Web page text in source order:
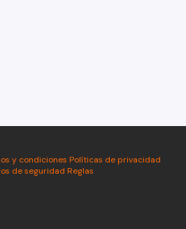
y condiciones Políticas de privacidad
de seguridad Reglas